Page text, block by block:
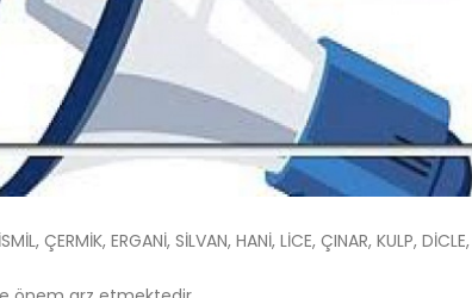
ÇERMİK, ERGANİ, SİLVAN, HANİ, LİCE, ÇINAR, KULP,